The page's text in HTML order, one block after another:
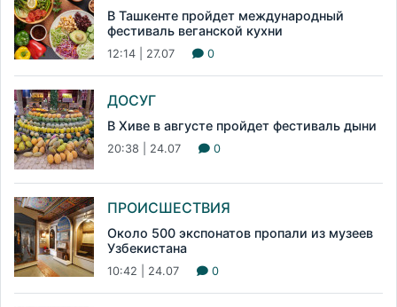
В Ташкенте пройдет международный
фестиваль веганской кухни
12:14 | 27.07 0
ДОСУГ
В Хиве в августе пройдет фестиваль дыни
20:38 | 24.07 0
ПРОИСШЕСТВИЯ
Около 500 экспонатов пропали из музеев
Узбекистана
10:42 | 24.07 0